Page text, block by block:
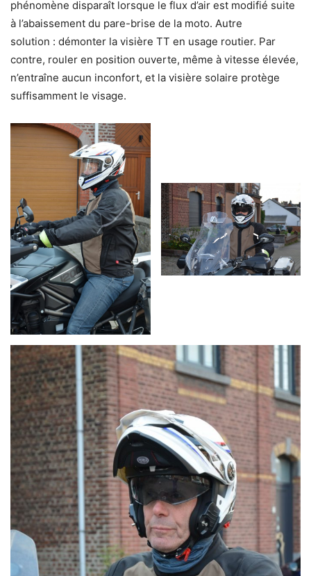
phénomène disparaît lorsque le flux d’air est modifié suite
à l’abaissement du pare-brise de la moto. Autre
solution : démonter la visière TT en usage routier. Par
contre, rouler en position ouverte, même à vitesse élevée,
n’entraîne aucun inconfort, et la visière solaire protège
suffisamment le visage.